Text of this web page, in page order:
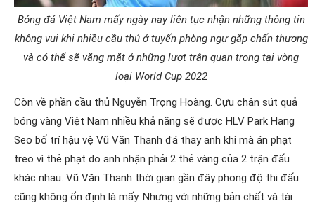
Bóng đá Việt Nam mấy ngày nay liên tục nhận những thông tin
không vui khi nhiều cầu thủ ở tuyến phòng ngự gặp chấn thương
và có thể sẽ vắng mặt ở những lượt trận quan trọng tại vòng
loại World Cup 2022
Còn về phần cầu thủ Nguyễn Trọng Hoàng. Cựu chân sút quả
bóng vàng Việt Nam nhiều khả năng sẽ được HLV Park Hang
Seo bố trí hậu vệ Vũ Văn Thanh đá thay anh khi mà án phạt
treo vì thẻ phạt do anh nhận phải 2 thẻ vàng của 2 trận đấu
khác nhau. Vũ Văn Thanh thời gian gần đây phong độ thi đấu
cũng không ổn định là mấy. Nhưng với những bản chất và tài